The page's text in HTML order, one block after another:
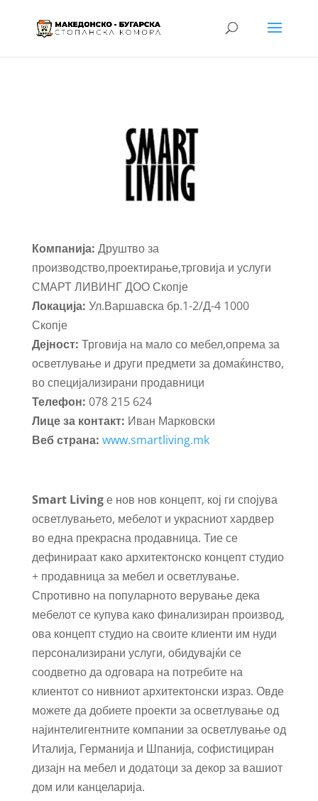
Компанија: Друштво за
производство,проектирање,трговија и услуги
СМАРТ ЛИВИНГ ДОО Скопје
Локација: Ул.Варшавска бр.1-2/Д-4 1000
Скопје
Дејност: Трговија на мало со мебел,опрема за
осветлување и други предмети за домаќинство,
во специјализирани продавници
Телефон: 078 215 624
Лице за контакт: Иван Марковски
Веб страна: www.smartliving.mk
Smart Livingе нов нов концепт, кој ги спојува
осветлувањето, мебелот и украсниот хардвер
во една прекрасна продавница. Тие се
дефинираат како архитектонско концепт студио
+ продавница за мебел и осветлување.
Спротивно на популарното верување дека
мебелот се купува како финализиран производ,
ова концепт студио на своите клиенти им нуди
персонализирани услуги, обидувајќи се
соодветно да одговара на потребите на
клиентот со нивниот архитектонски израз. Овде
можете да добиете проекти за осветлување од
најинтелигентните компании за осветлување од
Италија, Германија и Шпанија, софистициран
дизајн на мебел и додатоци за декор за вашиот
дом или канцеларија.